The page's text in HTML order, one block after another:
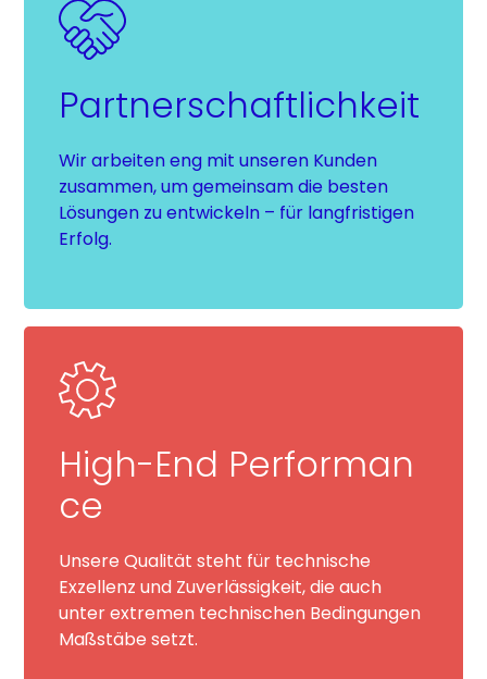
Partnerschaftlichkeit
Wir arbeiten eng mit unseren Kunden
zusammen, um gemeinsam die besten
Lösungen zu entwickeln – für langfristigen
Erfolg.
High-End Performan
ce
Unsere Qualität steht für technische
Exzellenz und Zuverlässigkeit, die auch
unter extremen technischen Bedingungen
Maßstäbe setzt.